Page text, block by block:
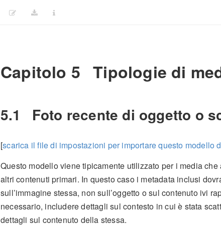
Capitolo 5 Tipologie di
5.1 Foto recente di oggetto o
[scarica il file di impostazioni per importare questo modello
Questo modello viene tipicamente utilizzato per i media
altri contenuti primari. In questo caso i metadata inclusi
sull’immagine stessa, non sull’oggetto o sul contenuto ivi
necessario, includere dettagli sul contesto in cui è stata
dettagli sul contenuto della stessa.